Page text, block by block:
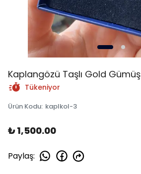
Kaplangözü Taşlı Gold
Tükeniyor
Ürün Kodu: kaplkol-3
₺ 1,500.00
Paylaş: